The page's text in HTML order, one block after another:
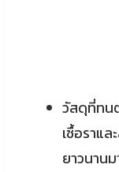
วัสดุที่ทน
เชื้อราแล
ยาวนาน